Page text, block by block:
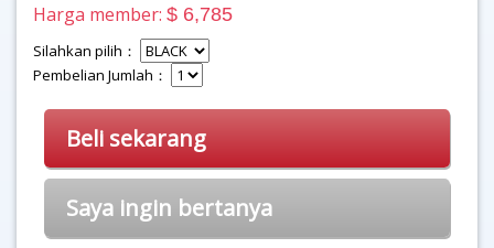
Harga member: $ 6,785
Silahkan pilih：
Pembelian Jumlah：
Beli sekarang
Saya ingin bertanya